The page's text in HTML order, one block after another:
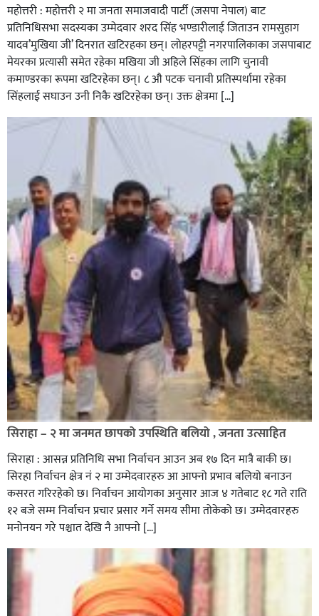
सिराहाको औरहीमा जेन-जी भेला सम्पन्न
महोत्तरी : महोत्तरी २ मा जनता समाजवादी पार्टी (जसपा नेपाल) बाट
प्रतिनिधिसभा सदस्यका उम्मेदवार शरद सिंह भण्डारीलाई जिताउन रामसुहाग
यादव’मुखिया जी’ दिनरात खटिरहका छन्। लोहरपट्टी नगरपालिकाका जसपाबाट
मेयरका प्रत्यासी समेत रहेका मखिया जी अहिले सिंहका लागि चुनावी
कमाण्डरका रूपमा खटिरहेका छन्। ८ औ पटक चनावी प्रतिस्पर्धामा रहेका
सिंहलाई सघाउन उनी निकै खटिरहेका छन्। उक्त क्षेत्रमा […]
सिराहा – २ मा जनमत छापको उपस्थिति बलियो , जनता उत्साहित
सिराहा : आसन्न प्रतिनिधि सभा निर्वाचन आउन अब १७ दिन मात्रै बाकी छ।
सिरहा निर्वाचन क्षेत्र नं २ मा उम्मेदवारहरु आ आफ्नो प्रभाव बलियो बनाउन
कसरत गरिरहेको छ। निर्वाचन आयोगका अनुसार आज ४ गतेबाट १८ गते राति
१२ बजे सम्म निर्वाचन प्रचार प्रसार गर्ने समय सीमा तोकेको छ। उम्मेदवारहरु
मनोनयन गरे पश्चात देखि नै आफ्नो […]